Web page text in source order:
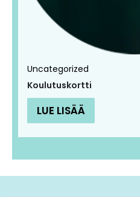
Uncategorized
Koulutuskortti
LUE LISÄÄ